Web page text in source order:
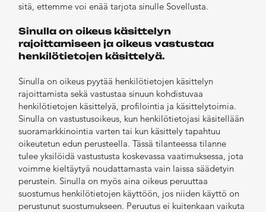
sitä, ettemme voi enää tarjota sinulle Sovellusta.
Sinulla on oikeus käsittelyn
rajoittamiseen ja oikeus vastustaa
henkilötietojen käsittelyä.
Sinulla on oikeus pyytää henkilötietojen käsittelyn
rajoittamista sekä vastustaa sinuun kohdistuvaa
henkilötietojen käsittelyä, profilointia ja käsittelytoimia.
Sinulla on vastustusoikeus, kun henkilötietojasi käsitellään
suoramarkkinointia varten tai kun käsittely tapahtuu
oikeutetun edun perusteella. Tässä tilanteessa tilanne
tulee yksilöidä vastustusta koskevassa vaatimuksessa, jota
voimme kieltäytyä noudattamasta vain laissa säädetyin
perustein. Sinulla on myös aina oikeus peruuttaa
suostumus henkilötietojen käyttöön, jos niiden käyttö on
perustunut suostumukseen. Peruutus ei kuitenkaan vaikuta